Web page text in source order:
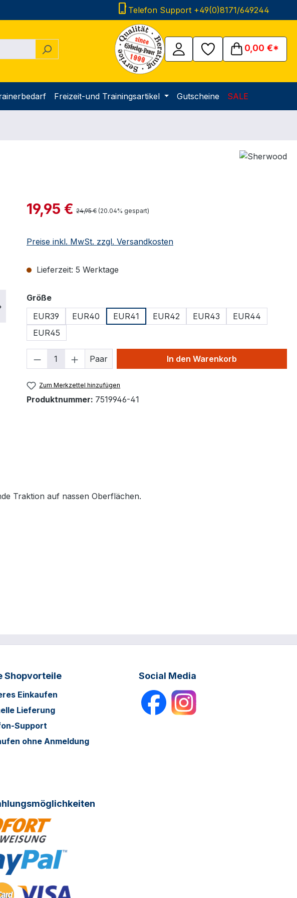
phone_iphone Telefon Support +49(0)8171/649244
0,00 €*
Freizeit-und Trainingsartikel Gutscheine SALE
Verkaufspreis:
19,95 € Regulärer Preis:
24,95 € (20.04% gespart)
Preise inkl. MwSt. zzgl. Versandkosten
Lieferzeit: 5 Werktage
Größeauswählen
EUR39
EUR40 EUR41 EUR42 EUR43
EUR44
EUR45
Produkt Anzahl: Gib den gewünschten Wert
Paar In den Warenkorb
Zum Merkzettel hinzufügen
Produktnummer: 7519946-41
Traktion auf nassen Oberflächen.
Shopvorteile
Einkaufen
Lieferung
Support
ohne Anmeldung
Social Media